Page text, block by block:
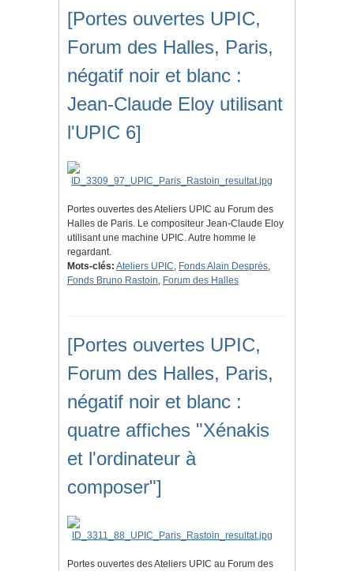
[Portes ouvertes UPIC,
Forum des Halles, Paris,
négatif noir et blanc :
Jean-Claude Eloy utilisant
l'UPIC 6]
Portes ouvertes des Ateliers UPIC au Forum des
Halles de Paris. Le compositeur Jean-Claude Eloy
utilisant une machine UPIC. Autre homme le
regardant.
Mots-clés: Ateliers UPIC, Fonds Alain Després,
Fonds Bruno Rastoin, Forum des Halles
[Portes ouvertes UPIC,
Forum des Halles, Paris,
négatif noir et blanc :
quatre affiches "Xénakis
et l'ordinateur à
composer"]
Portes ouvertes des Ateliers UPIC au Forum des